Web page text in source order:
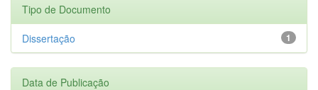
Tipo de Documento
1
Dissertação
Data de Publicação